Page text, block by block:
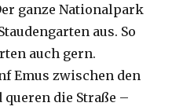
ganze Nationalpark
aus. So
auch gern.
Emus zwischen den
die Straße –